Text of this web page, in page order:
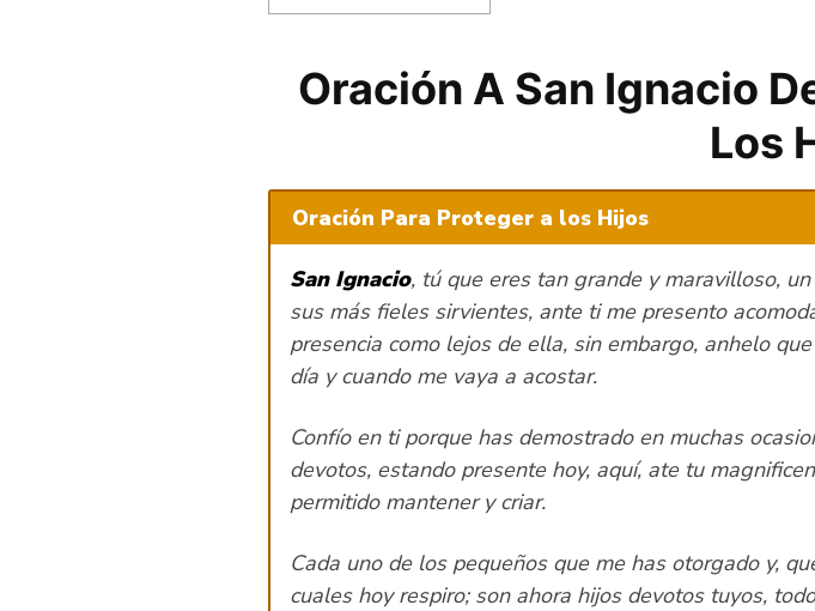
Oración A San Ignacio
Los
Oración Para Proteger a los Hijos
San Ignacio, tú que eres tan grande y maravilloso,
sus más fieles sirvientes, ante ti me presento
presencia como lejos de ella, sin embargo, anhelo
día y cuando me vaya a acostar.
Confío en ti porque has demostrado en muchas
devotos, estando presente hoy, aquí, ate tu
permitido mantener y criar.
Cada uno de los pequeños que me has otorgado y,
cuales hoy respiro; son ahora hijos devotos tuyos,